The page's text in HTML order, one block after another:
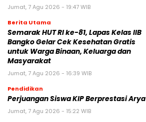
Jumat, 7 Agu 2026 - 19:47 WIB
Berita Utama
Semarak HUT RI ke-81, Lapas Kelas IIB
Bangko Gelar Cek Kesehatan Gratis
untuk Warga Binaan, Keluarga dan
Masyarakat
Jumat, 7 Agu 2026 - 16:39 WIB
Pendidikan
Perjuangan Siswa KIP Berprestasi Arya
Jumat, 7 Agu 2026 - 15:22 WIB